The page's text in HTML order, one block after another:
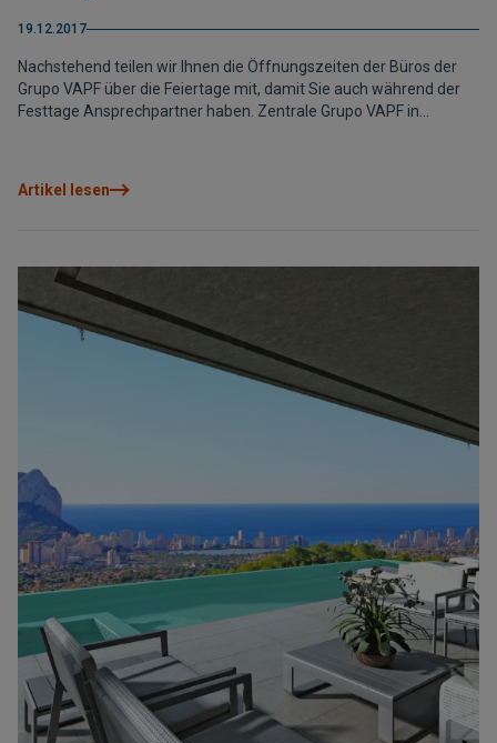
19.12.2017
Nachstehend teilen wir Ihnen die Öffnungszeiten der Büros der
Grupo VAPF über die Feiertage mit, damit Sie auch während der
Festtage Ansprechpartner haben. Zentrale Grupo VAPF in
Büro, das an der Auffahrt von Poble Nou de Benitachell liegt, ist an
18 Uhr. Informations- und Verkaufsbüro Süd in der Urbanisation
Cumbre del Sol: Das Büro am Südeingang von Moraira bleibt
geöffnet: Vom 26. bis 30. Dezember von 10 bis 17 Uhr. Vom 2. bis
5. Januar von 10 bis 17 Uhr. Am 24., 25. und am 31. Dezember und
am 1. und 6. Januar bleiben beide Büros geschlossen. Wenn Sie in
den Tagen Informationen benötigen oder Besichtigungstermine
für Häuser und Luxusvillen der Cumbre del Sol ausmachen
möchten, so wenden Sie sich an die Büros in der Urbanisation
Cumbre del Sol oder rufen Telefon 96 573 40 17 an (drücken Sie
die 1 für „atención comercial“).
Artikel lesen